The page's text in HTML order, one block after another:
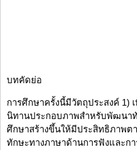
บทคัดย่อ
การศึกษาครั้งนี้มีวัตถุประสงค์ 1)
นิทานประกอบภาพสำหรับพัฒนา
ศึกษาสร้างขึ้นให้มีประสิทธิภาพต
ทักษะทางภาษาด้านการฟังและก